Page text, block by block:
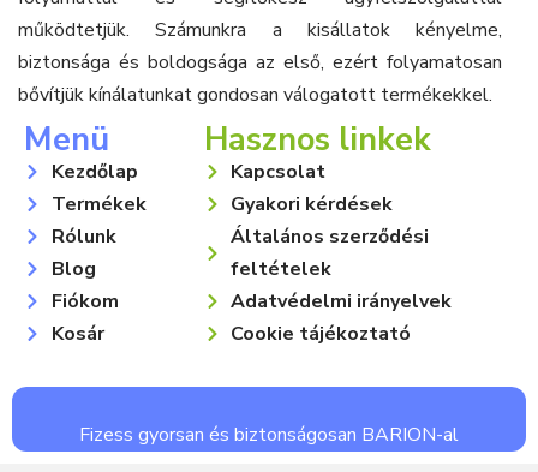
működtetjük. Számunkra a kisállatok kényelme,
biztonsága és boldogsága az első, ezért folyamatosan
bővítjük kínálatunkat gondosan válogatott termékekkel.
Menü
Kezdőlap
Termékek
Rólunk
Blog
Fiókom
Kosár
Hasznos linkek
Kapcsolat
Gyakori kérdések
Általános szerződési
feltételek
Adatvédelmi irányelvek
Cookie tájékoztató
Fizess gyorsan és biztonságosan BARION-al